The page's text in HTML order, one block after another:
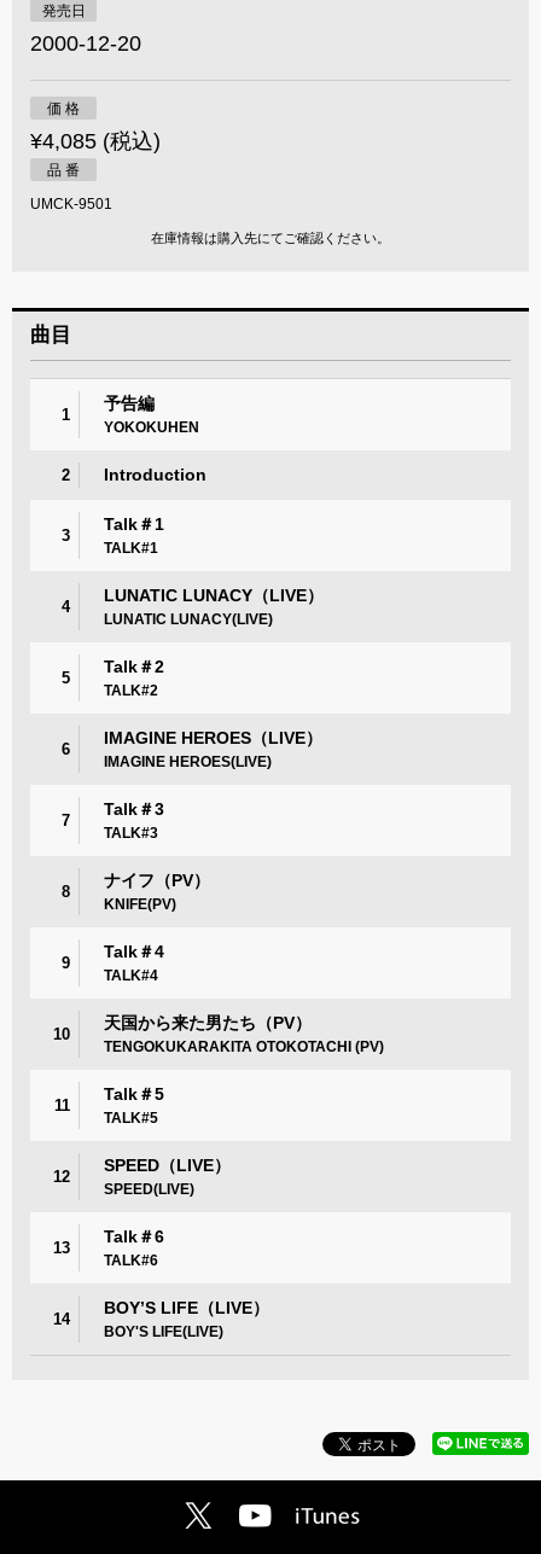
発売日
2000-12-20
価 格
¥4,085 (税込)
品 番
UMCK-9501
在庫情報は購入先にてご確認ください。
曲目
1
予告編
YOKOKUHEN
2 Introduction
3
Talk＃1
TALK#1
4
LUNATIC LUNACY（LIVE）
LUNATIC LUNACY(LIVE)
5
Talk＃2
TALK#2
6
IMAGINE HEROES（LIVE）
IMAGINE HEROES(LIVE)
7
Talk＃3
TALK#3
8
ナイフ（PV）
KNIFE(PV)
9
Talk＃4
TALK#4
10
天国から来た男たち（PV）
TENGOKUKARAKITA OTOKOTACHI (PV)
11
Talk＃5
TALK#5
12
SPEED（LIVE）
SPEED(LIVE)
13
Talk＃6
TALK#6
14
BOY’S LIFE（LIVE）
BOY'S LIFE(LIVE)